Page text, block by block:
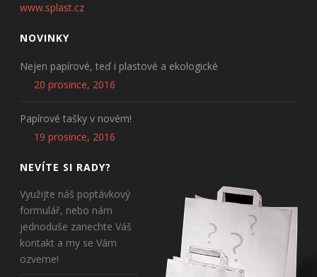
www.splast.cz
NOVINKY
Nejen papírové, teď i plastové a ekologické
20 prosince, 2016
Papírové tašky v novém!
19 prosince, 2016
NEVÍTE SI RADY?
Využijte náš poptávkový
formulář, nebo nám
jednoduše zanechte Váš
kontakt a my se Vám
ozveme!